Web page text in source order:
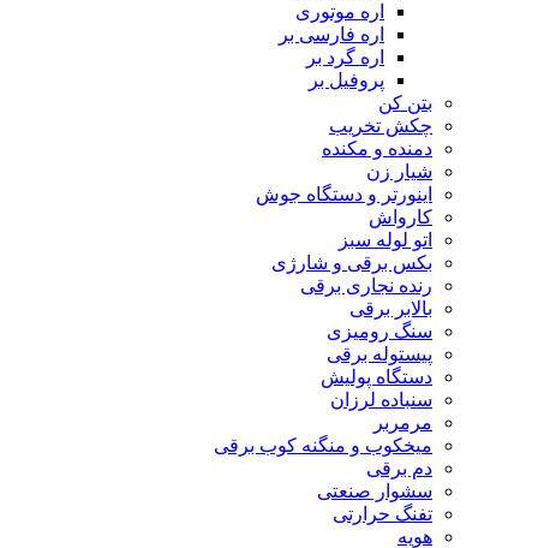
اره موتوری
اره فارسی بر
اره گرد بر
پروفیل بر
بتن کن
چکش تخریب
دمنده و مکنده
شیار زن
اینورتر و دستگاه جوش
کارواش
اتو لوله سبز
بکس برقی و شارژی
رنده نجاری برقی
بالابر برقی
سنگ رومیزی
پیستوله برقی
دستگاه پولیش
سنباده لرزان
مرمربر
میخکوب و منگنه کوب برقی
دم برقی
سشوار صنعتی
تفنگ حرارتی
هویه